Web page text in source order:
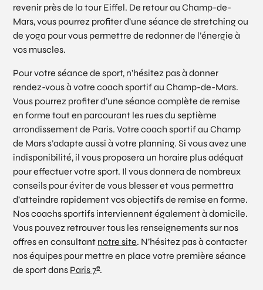
revenir près de la tour Eiffel. De retour au Champ-de-
Mars, vous pourrez profiter d’une séance de stretching ou
de yoga pour vous permettre de redonner de l’énergie à
vos muscles.
Pour votre séance de sport, n’hésitez pas à donner
rendez-vous à votre coach sportif au Champ-de-Mars.
Vous pourrez profiter d’une séance complète de remise
en forme tout en parcourant les rues du septième
arrondissement de Paris. Votre coach sportif au Champ
de Mars s’adapte aussi à votre planning. Si vous avez une
indisponibilité, il vous proposera un horaire plus adéquat
pour effectuer votre sport. Il vous donnera de nombreux
conseils pour éviter de vous blesser et vous permettra
d’atteindre rapidement vos objectifs de remise en forme.
Nos coachs sportifs interviennent également à domicile.
Vous pouvez retrouver tous les renseignements sur nos
offres en consultant notre site. N’hésitez pas à contacter
nos équipes pour mettre en place votre première séance
de sport dans Paris 7e.